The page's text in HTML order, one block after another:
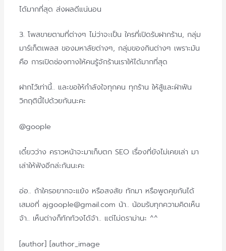
ได้มากที่สุด ส่งผลดีแน่นอน
3. โพสขายตามที่ต่างๆ ไม่ว่าจะเป็น ใครที่เปิดรับฝากร้าน, กลุ่ม
มาร์เก็ตเพลส ของมหาลัยต่างๆ, กลุ่มของกินต่างๆ เพราะมัน
คือ การเปิดช่องทางให้คนรู้จักร้านเราให้ได้มากที่สุด
ฝากไว้เท่านี้.. และขอให้กำลังใจทุกคน ทุกร้าน ให้สู้และฝ่าฟัน
วิกฤตินี้ไปด้วยกันนะคะ
@goople
เดี๋ยวว่าง คราวหน้าจะมาเก็บตก SEO เรื่องที่ยังไม่เคยเล่า มา
เล่าให้ฟังอีกล่ะกันนะคะ
อ่อ.. ถ้าใครอยากจะแย้ง หรือสงสัย ทักมา หรือพูดคุยกันได้
เสมอที่ ajgoople@gmail.com น้า.. น้อมรับทุกความคิดเห็น
จ้า.. เห็นต่างก็ทักท้วงได้จ้า.. แต่ไม่ดราม่านะ ^^
[author] [author_image